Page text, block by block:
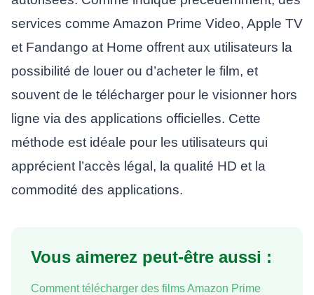
services comme Amazon Prime Video, Apple TV
et Fandango at Home offrent aux utilisateurs la
possibilité de louer ou d’acheter le film, et
souvent de le télécharger pour le visionner hors
ligne via des applications officielles. Cette
méthode est idéale pour les utilisateurs qui
apprécient l’accès légal, la qualité HD et la
commodité des applications.
Vous aimerez peut-être aussi :
Comment télécharger des films Amazon Prime